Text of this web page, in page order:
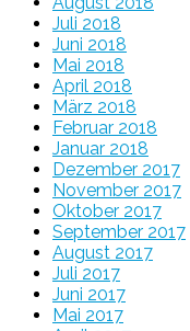
Juli 2018
Juni 2018
Mai 2018
April 2018
März 2018
Februar 2018
Januar 2018
Dezember 2017
November 2017
Oktober 2017
September 2017
August 2017
Juli 2017
Juni 2017
Mai 2017